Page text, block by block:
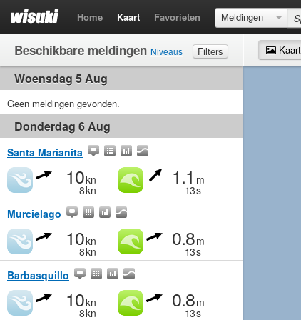
Home Kaart Favorieten Meldingen
Beschikbare meldingen Niveaus
Filters
Wind
Golven
Woensdag 5 Aug
Geen meldingen gevonden.
Donderdag 6 Aug
Santa Marianita
10kn
8kn
1.1 m
13s
Murcielago
10kn
8kn
0.8m
13s
Barbasquillo
10kn
8kn
0.8m
13s
Kaart